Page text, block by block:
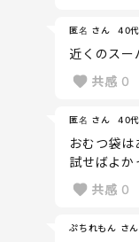
匿名 さん 40代
近くのスー
共感 0
匿名 さん 40代
おむつ袋
試せばよ
共感 0
ぷちれもん さん